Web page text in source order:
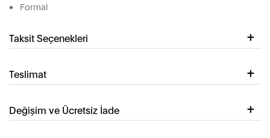
Formal
Taksit Seçenekleri
Teslimat
Değişim ve Ücretsiz İade